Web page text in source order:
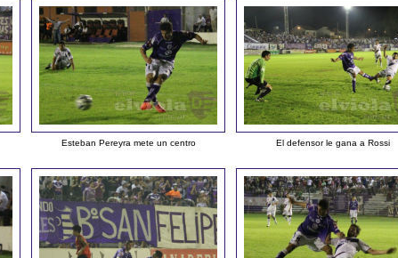
Esteban Pereyra mete un centro El defensor le gana a Rossi